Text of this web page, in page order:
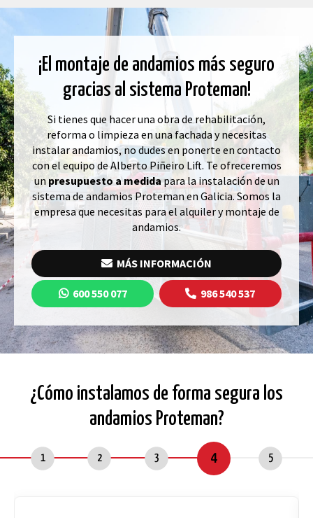
¡El montaje de andamios más seguro
gracias al sistema Proteman!
Si tienes que hacer una obra de rehabilitación,
reforma o limpieza en una fachada y necesitas
instalar andamios, no dudes en ponerte en contacto
con el equipo de Alberto Piñeiro Lift. Te ofreceremos
un presupuesto a medidapara la instalación de un
sistema de andamios Proteman en Galicia. Somos la
empresa que necesitas para el alquiler y montaje de
andamios.
MÁS INFORMACIÓN
600 550 077 986 540 537
¿Cómo instalamos de forma segura los
andamios Proteman?
1 2 3 4 5